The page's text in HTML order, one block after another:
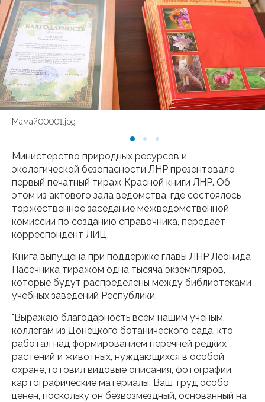
Мамай00001.jpg
Министерство природных ресурсов и
экологической безопасности ЛНР презентовало
первый печатный тираж Красной книги ЛНР. Об
этом из актового зала ведомства, где состоялось
торжественное заседание межведомственной
комиссии по созданию справочника, передает
корреспондент ЛИЦ.
Книга выпущена при поддержке главы ЛНР Леонида
Пасечника тиражом одна тысяча экземпляров,
которые будут распределены между библиотеками
учебных заведений Республики.
"Выражаю благодарность всем нашим ученым,
коллегам из Донецкого ботанического сада, кто
работал над формированием перечней редких
растений и животных, нуждающихся в особой
охране, готовил видовые описания, фотографии,
картографические материалы. Ваш труд особо
ценен, поскольку он безвозмездный, основанный на